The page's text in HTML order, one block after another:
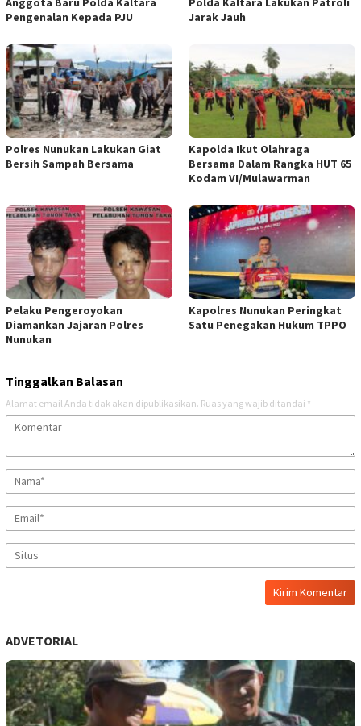
Pengenalan Kepada PJU
Jarak Jauh
Polres Nunukan Lakukan Giat
Bersih Sampah Bersama
Kapolda Ikut Olahraga
Bersama Dalam Rangka HUT 65
Kodam VI/Mulawarman
Pelaku Pengeroyokan
Diamankan Jajaran Polres
Nunukan
Kapolres Nunukan Peringkat
Satu Penegakan Hukum TPPO
Tinggalkan Balasan
Alamat email Anda tidak akan dipublikasikan. Ruas yang wajib ditandai *
ADVETORIAL